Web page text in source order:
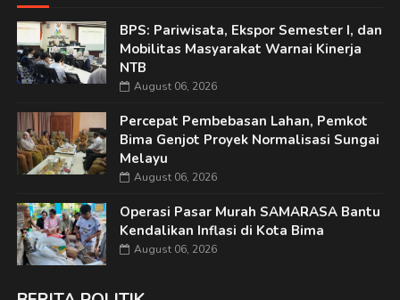
BPS: Pariwisata, Ekspor Semester I, dan
Mobilitas Masyarakat Warnai Kinerja
NTB
August 06, 2026
Percepat Pembebasan Lahan, Pemkot
Bima Genjot Proyek Normalisasi Sungai
Melayu
August 06, 2026
Operasi Pasar Murah SAMARASA Bantu
Kendalikan Inflasi di Kota Bima
August 06, 2026